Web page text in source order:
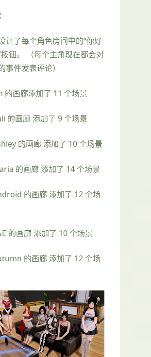
计了每个角色房间中的“你好
按钮。 （每个主角现在都会对
事件发表评论）
的画廊添加了 11 个场景
的画廊 添加了 9 个场景
的画廊 添加了 10 个场景
的画廊 添加了 14 个场景
的画廊 添加了 12 个场
的画廊 添加了 10 个场景
的画廊 添加了 12 个场